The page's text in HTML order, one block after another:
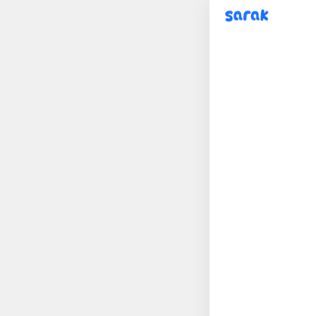
sarak